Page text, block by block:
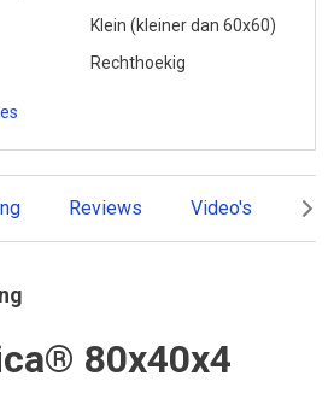
Reviews Video's
80x40x4
Klein (kleiner dan 60x60)
Rechthoekig